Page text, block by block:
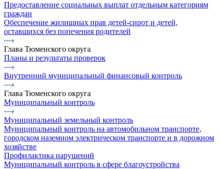
Предоставление социальных выплат отдельным категориям
граждан
Обеспечение жилищных прав детей-сирот и детей,
оставшихся без попечения родителей
Глава Тюменского округа
Планы и результаты проверок
Внутренний муниципальный финансовый контроль
Глава Тюменского округа
Муниципальный контроль
Муниципальный земельный контроль
Муниципальный контроль на автомобильном транспорте,
городском наземном электрическом транспорте и в дорожном
хозяйстве
Профилактика нарушений
Муниципальный контроль в сфере благоустройства